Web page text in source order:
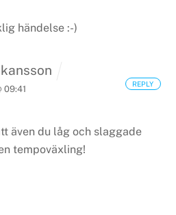
händelse :-)
09:41
även du låg och slaggade
tempoväxling!
REPLY